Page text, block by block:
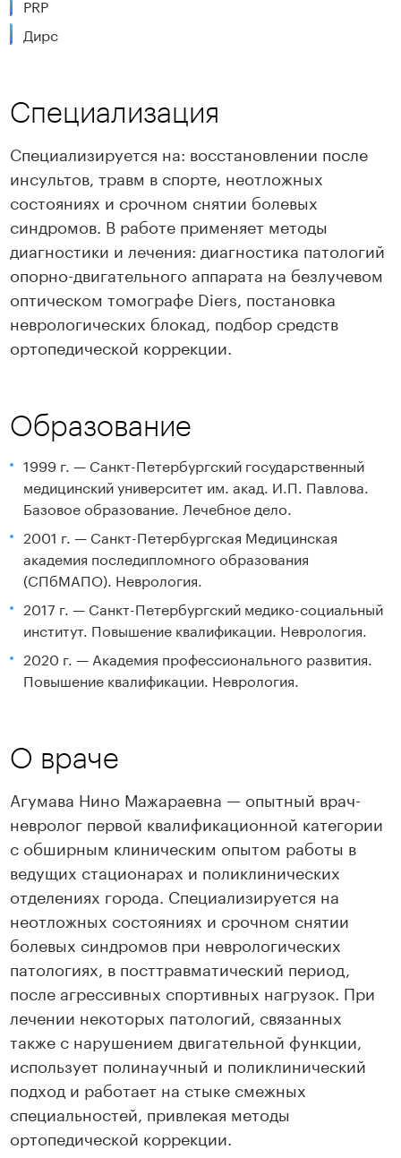
PRP
Дирс
Специализация
Специализируется на: восстановлении после
инсультов, травм в спорте, неотложных
состояниях и срочном снятии болевых
синдромов. В работе применяет методы
диагностики и лечения: диагностика патологий
опорно-двигательного аппарата на безлучевом
оптическом томографе Diers, постановка
неврологических блокад, подбор средств
ортопедической коррекции.
Образование
1999 г. — Санкт-Петербургский государственный
медицинский университет им. акад. И.П. Павлова.
Базовое образование. Лечебное дело.
2001 г. — Санкт-Петербургская Медицинская
академия последипломного образования
(СПбМАПО). Неврология.
2017 г. — Санкт-Петербургский медико-социальный
институт. Повышение квалификации. Неврология.
2020 г. — Академия профессионального развития.
Повышение квалификации. Неврология.
О враче
Агумава Нино Мажараевна — опытный врач-
невролог первой квалификационной категории
с обширным клиническим опытом работы в
ведущих стационарах и поликлинических
отделениях города. Специализируется на
неотложных состояниях и срочном снятии
болевых синдромов при неврологических
патологиях, в посттравматический период,
после агрессивных спортивных нагрузок. При
лечении некоторых патологий, связанных
также с нарушением двигательной функции,
использует полинаучный и поликлинический
подход и работает на стыке смежных
специальностей, привлекая методы
ортопедической коррекции.